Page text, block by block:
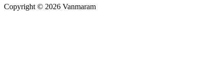
Copyright © 2026 Vanmaram